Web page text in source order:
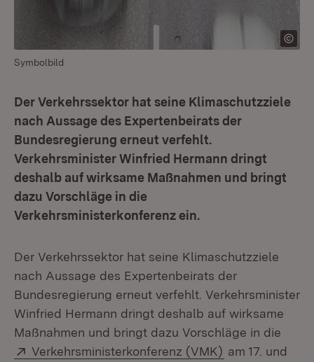
Symbolbild
Der Verkehrssektor hat seine Klimaschutzziele
nach Aussage des Expertenbeirats der
Bundesregierung erneut verfehlt.
Verkehrsminister Winfried Hermann dringt
deshalb auf wirksame Maßnahmen und bringt
dazu Vorschläge in die
Verkehrsministerkonferenz ein.
Der Verkehrssektor hat seine Klimaschutzziele
nach Aussage des Expertenbeirats der
Bundesregierung erneut verfehlt. Verkehrsminister
Winfried Hermann dringt deshalb auf wirksame
Maßnahmen und bringt dazu Vorschläge in die
Extern:
Verkehrsministerkonferenz (VMK) (Öffnet in
am 17. und